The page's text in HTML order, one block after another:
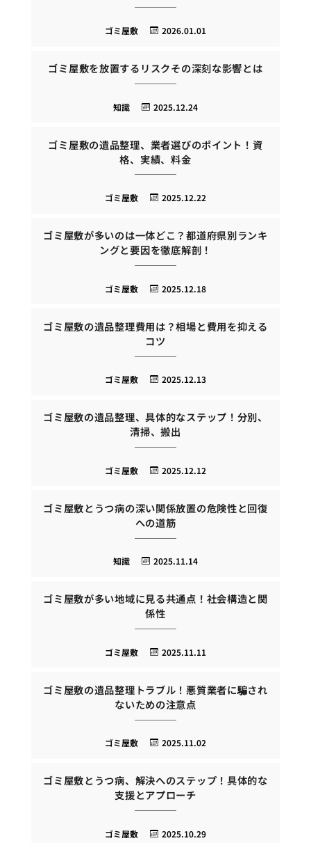
2026.01.01
ゴミ屋敷
ゴミ屋敷を放置するリスクその深刻な影響とは
2025.12.24
知識
ゴミ屋敷の遺品整理、業者選びのポイント！資
格、実績、料金
2025.12.22
ゴミ屋敷
ゴミ屋敷が多いのは一体どこ？都道府県別ランキ
ングと要因を徹底解剖！
2025.12.18
ゴミ屋敷
ゴミ屋敷の遺品整理費用は？相場と費用を抑える
コツ
2025.12.13
ゴミ屋敷
ゴミ屋敷の遺品整理、具体的なステップ！分別、
清掃、搬出
2025.12.12
ゴミ屋敷
ゴミ屋敷とうつ病の深い関係放置の危険性と回復
への道筋
2025.11.14
知識
ゴミ屋敷が多い地域に見る共通点！社会構造と関
係性
2025.11.11
ゴミ屋敷
ゴミ屋敷の遺品整理トラブル！悪質業者に騙され
ないための注意点
2025.11.02
ゴミ屋敷
ゴミ屋敷とうつ病、解決へのステップ！具体的な
支援とアプローチ
2025.10.29
ゴミ屋敷